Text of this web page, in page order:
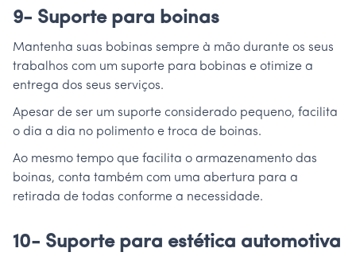
9- Suporte para boinas
Mantenha suas bobinas sempre à mão durante os seus
trabalhos com um suporte para bobinas e otimize a
entrega dos seus serviços.
Apesar de ser um suporte considerado pequeno, facilita
o dia a dia no polimento e troca de boinas.
Ao mesmo tempo que facilita o armazenamento das
boinas, conta também com uma abertura para a
retirada de todas conforme a necessidade.
10- Suporte para estética automotiva